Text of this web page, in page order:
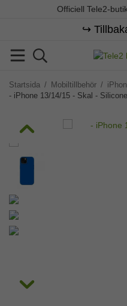
Officiell Tele2-
↪️
Startsida / Mobiltillbehör /
- iPhone 13/14/15 - Skal -